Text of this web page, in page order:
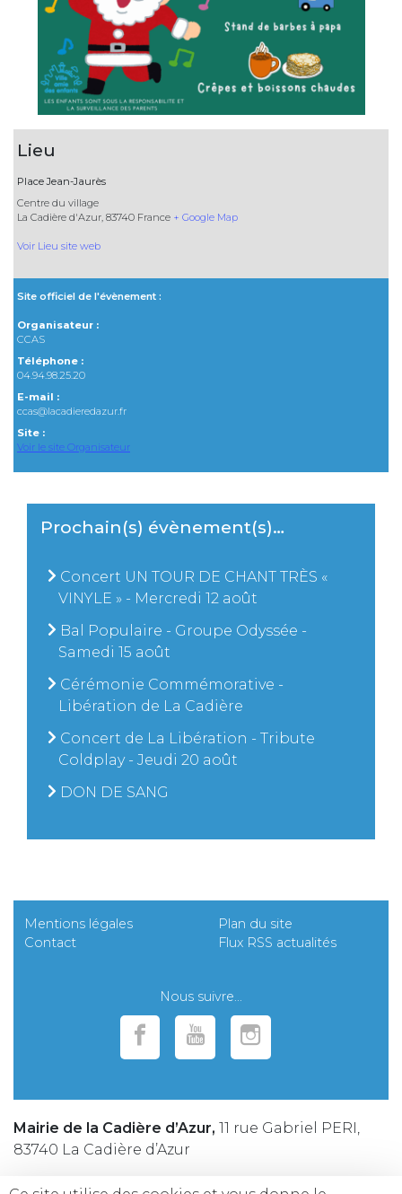
Lieu
Place Jean-Jaurès
Centre du village
La Cadière d'Azur, 83740 France + Google Map
Voir Lieu site web
Site officiel de l'évènement :
Organisateur :
CCAS
Téléphone :
04.94.98.25.20
E-mail :
ccas@lacadieredazur.fr
Site :
Voir le site Organisateur
Prochain(s) évènement(s)…
Concert UN TOUR DE CHANT TRÈS «
VINYLE » - Mercredi 12 août
Bal Populaire - Groupe Odyssée -
Samedi 15 août
Cérémonie Commémorative -
Libération de La Cadière
Concert de La Libération - Tribute
Coldplay - Jeudi 20 août
DON DE SANG
Mentions légales
Contact
Plan du site
Flux RSS actualités
Nous suivre...
Mairie de la Cadière d’Azur, 11 rue Gabriel PERI,
83740 La Cadière d’Azur
Téléphone : 04 94 98 25 25